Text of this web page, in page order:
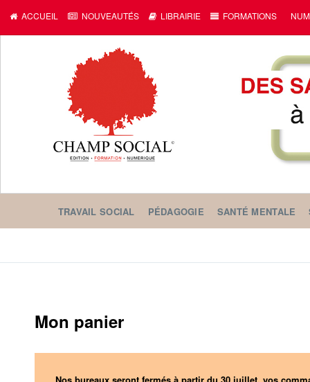
ACCUEIL NOUVEAUTÉS LIBRAIRIE FORMATIONS
TRAVAIL SOCIAL PÉDAGOGIE SANTÉ MENTALE
Mon panier